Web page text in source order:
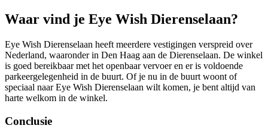
Waar vind je Eye Wish Dierenselaan?
Eye Wish Dierenselaan heeft meerdere vestigingen verspreid over
Nederland, waaronder in Den Haag aan de Dierenselaan. De winkel
is goed bereikbaar met het openbaar vervoer en er is voldoende
parkeergelegenheid in de buurt. Of je nu in de buurt woont of
speciaal naar Eye Wish Dierenselaan wilt komen, je bent altijd van
harte welkom in de winkel.
Conclusie